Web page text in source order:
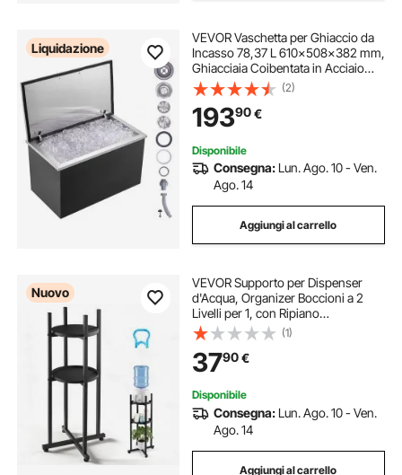
Liquidazione
VEVOR Vaschetta per Ghiaccio da
Incasso 78,37 L 610x508x382 mm,
Ghiacciaia Coibentata in Acciaio
Inox, Coperchio incernierato,
Contenitore per Cubetti di Ghiaccio
per Birra Fredda, Cucina, Bar
(2)
19390€
Disponibile
Consegna: Lun. Ago. 10 - Ven.
Ago. 14
Aggiungi al carrello
Nuovo
VEVOR Supporto per Dispenser
d'Acqua, Organizer Boccioni a 2
Livelli per 1, con Ripiano
Portaoggetti Rimovibile, Base
Stabile a Croce, Colore Nero, per
Distributori Acqua in Cucina Ufficio
Soggiorno
(1)
3790€
Disponibile
Consegna: Lun. Ago. 10 - Ven.
Ago. 14
Aggiungi al carrello